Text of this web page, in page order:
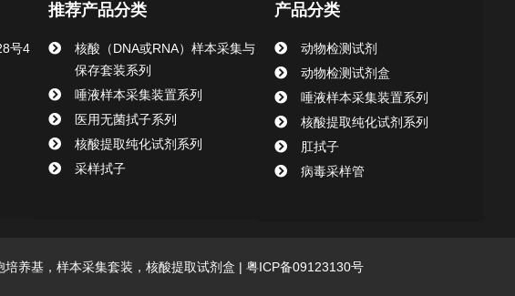
号4
推荐产品分类
核酸（DNA或RNA）样本采集与
保存套装系列
唾液样本采集装置系列
医用无菌拭子系列
核酸提取纯化试剂系列
采样拭子
产品分类
动物检测试剂
动物检测试剂盒
唾液样本采集装置系列
核酸提取纯化试剂系列
肛拭子
病毒采样管
养基，样本采集套装，核酸提取试剂盒 | 粤ICP备09123130号